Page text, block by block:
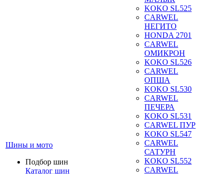
Шины и мото
Подбор шин
Каталог шин
KOKO SL525
CARWEL
НЕГИТО
HONDA 2701
CARWEL
ОМИКРОН
KOKO SL526
CARWEL
ОПША
KOKO SL530
CARWEL
ПЕЧЕРА
KOKO SL531
CARWEL ПУР
KOKO SL547
CARWEL
САТУРН
KOKO SL552
CARWEL